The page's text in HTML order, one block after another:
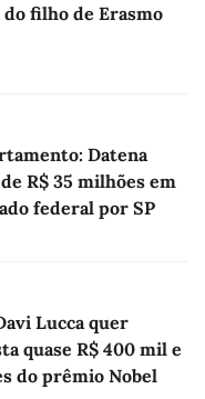
do filho de Erasmo
Datena
R$ 35 milhões em
federal por SP
Lucca quer
quase R$ 400 mil e
do prêmio Nobel